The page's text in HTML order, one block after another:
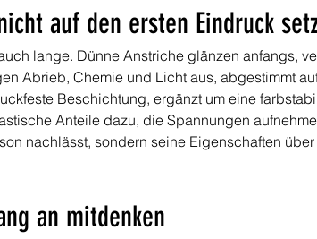
auf den ersten Eindruck
lange. Dünne Anstriche glänzen anfangs,
Abrieb, Chemie und Licht aus, abgestimmt
Beschichtung, ergänzt um eine
Anteile dazu, die Spannungen
nachlässt, sondern seine Eigenschaften
an mitdenken